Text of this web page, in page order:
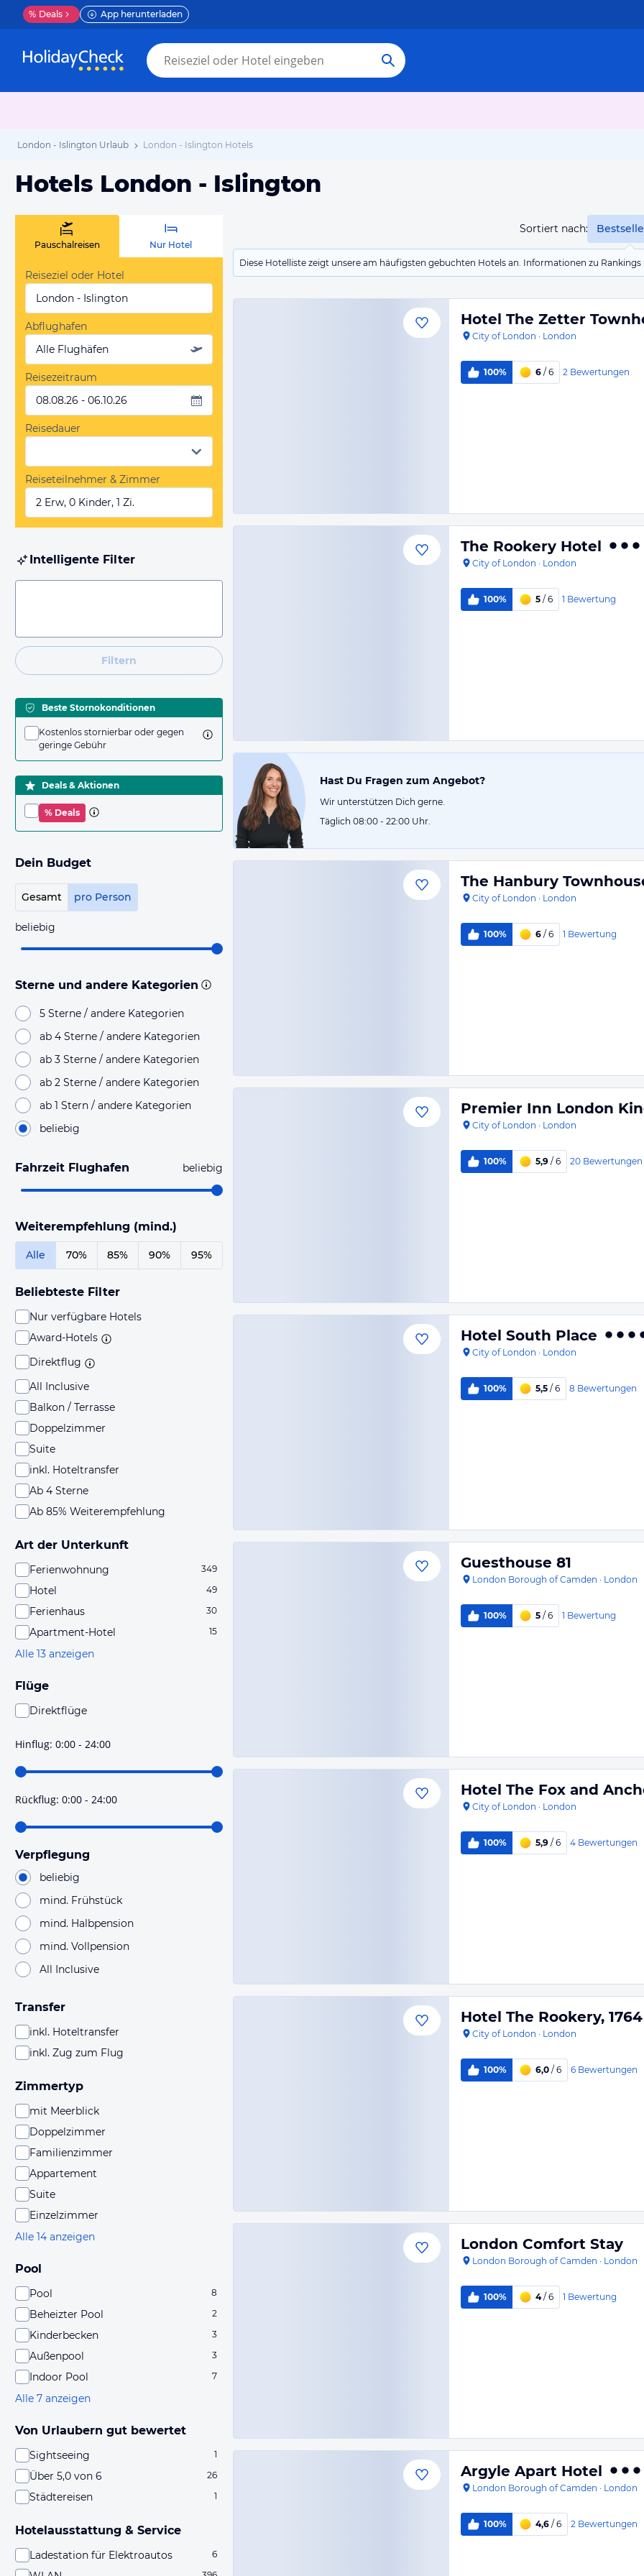
% Deals App herunterladen
London - Islington Urlaub London - Islington Hotels
Hotels London - Islington
Sortiert nach:
Diese Hotelliste zeigt unsere am häufigsten gebuchten Hotels an. Informationen zu
Pauschalreisen Nur Hotel
Reiseziel oder Hotel
London - Islington
Abflughafen
Alle Flughäfen
Reisezeitraum
08.08.26 - 06.10.26
Reisedauer
Reiseteilnehmer & Zimmer
2 Erw, 0 Kinder, 1 Zi.
Intelligente Filter
Filtern
Beste Stornokonditionen
Kostenlos stornierbar oder gegen
geringe Gebühr
Deals & Aktionen
% Deals
Dein Budget
Gesamt pro Person
beliebig
Sterne und andere Kategorien
5 Sterne / andere Kategorien
ab 4 Sterne / andere Kategorien
ab 3 Sterne / andere Kategorien
ab 2 Sterne / andere Kategorien
ab 1 Stern / andere Kategorien
beliebig
Fahrzeit Flughafen beliebig
Weiterempfehlung (mind.)
Alle 70% 85% 90% 95%
Beliebteste Filter
Nur verfügbare Hotels
Award-Hotels
Direktflug
All Inclusive
Balkon / Terrasse
Doppelzimmer
Suite
inkl. Hoteltransfer
Ab 4 Sterne
Ab 85% Weiterempfehlung
Art der Unterkunft
Ferienwohnung 349
Hotel 49
Ferienhaus 30
Apartment-Hotel 15
Alle 13 anzeigen
Flüge
Direktflüge
hoher Wahrscheinlichkeit Direktflüge sind. Bitte
prüfe vor der Buchung noch einmal die Flugdetails.
Hinflug: 0:00 - 24:00
Rückflug: 0:00 - 24:00
Verpflegung
beliebig
mind. Frühstück
mind. Halbpension
mind. Vollpension
All Inclusive
Transfer
inkl. Hoteltransfer
inkl. Zug zum Flug
Zimmertyp
mit Meerblick
Doppelzimmer
Familienzimmer
Appartement
Suite
Einzelzimmer
Alle 14 anzeigen
Pool
Pool 8
Beheizter Pool 2
Kinderbecken 3
Außenpool 3
Indoor Pool 7
Alle 7 anzeigen
Von Urlaubern gut bewertet
Sightseeing 1
Über 5,0 von 6 26
Städtereisen 1
Hotelausstattung & Service
Ladestation für Elektroautos 6
Hotel The Zetter
City of London · London
100% 6 / 6 2 Bewertungen
The Rookery Hotel
City of London · London
100% 5 / 6 1 Bewertung
Hast Du Fragen zum Angebot?
Wir unterstützen Dich gerne.
Täglich 08:00 - 22:00 Uhr.
The Hanbury
City of London · London
100% 6 / 6 1 Bewertung
Premier Inn London
City of London · London
100% 5,9 / 6 20 Bewertungen
Hotel South Place
City of London · London
100% 5,5 / 6 8 Bewertungen
Guesthouse 81
London Borough of Camden · London
100% 5 / 6 1 Bewertung
Hotel The Fox and
City of London · London
100% 5,9 / 6 4 Bewertungen
Hotel The Rookery, 1764
City of London · London
100% 6,0 / 6 6 Bewertungen
London Comfort Stay
London Borough of Camden · London
100% 4/ 6 1 Bewertung
Argyle Apart Hotel
London Borough of Camden · London
100% 4,6 / 6 2 Bewertungen